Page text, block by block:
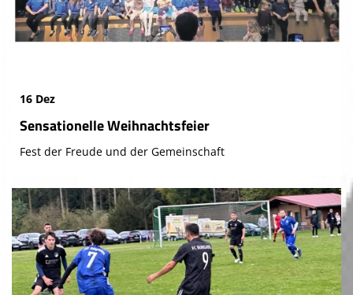
16 Dez
Sensationelle Weihnachtsfeier
Fest der Freude und der Gemeinschaft